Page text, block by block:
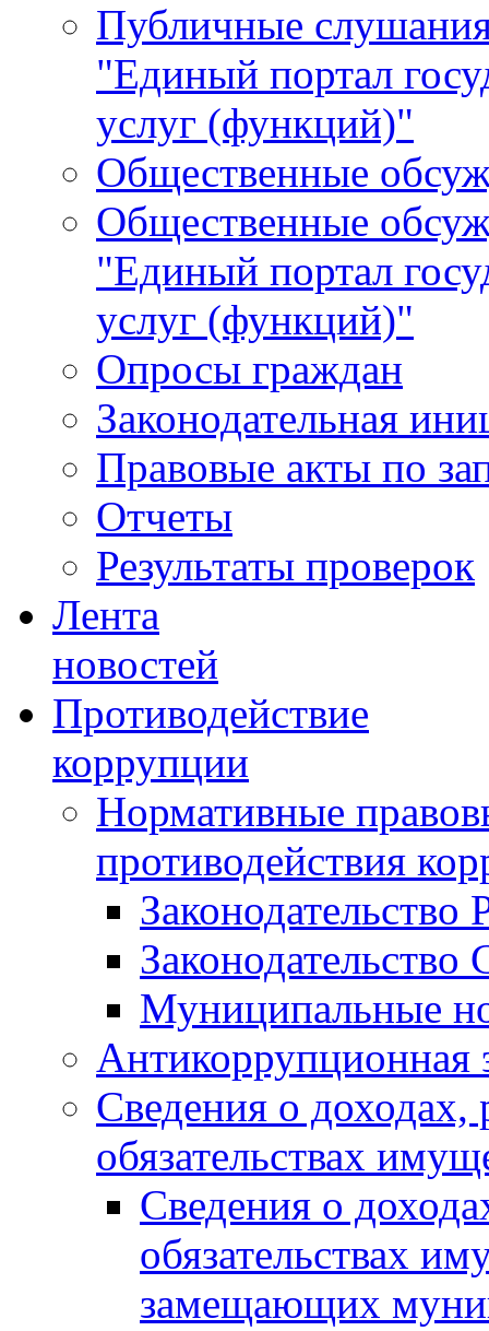
Публичные
"Единый портал
услуг (функций)"
Общественные
Общественные
"Единый портал
услуг (функций)"
Опросы граждан
Законодательная
Правовые акты по
Отчеты
Результаты проверок
Лента
новостей
Противодействие
коррупции
Нормативные
противодействия
Законодательство
Муниципальные
Антикоррупционная
Сведения о доходах,
обязательствах
Сведения о
обязательствах
замещающих